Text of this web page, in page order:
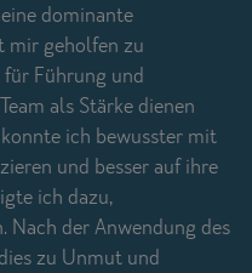
dominante
mir geholfen zu
für Führung und
als Stärke dienen
ich bewusster mit
und besser auf ihre
ich dazu,
Nach der Anwendung des
zu Unmut und